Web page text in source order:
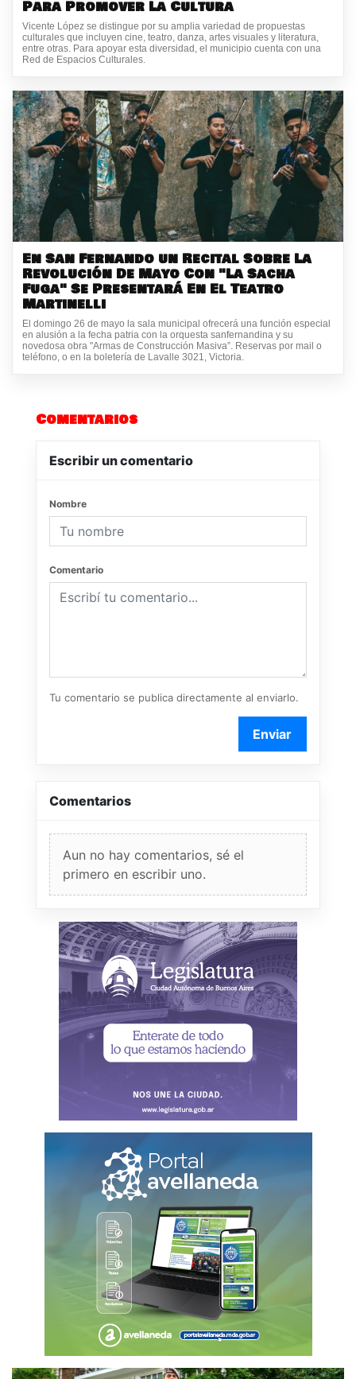
Para Promover La Cultura
Vicente López se distingue por su amplia variedad de propuestas
culturales que incluyen cine, teatro, danza, artes visuales y literatura,
entre otras. Para apoyar esta diversidad, el municipio cuenta con una
Red de Espacios Culturales.
En San Fernando un Recital Sobre La
Revolución De Mayo Con "La Sacha
Fuga" Se Presentará En El Teatro
Martinelli
El domingo 26 de mayo la sala municipal ofrecerá una función especial
en alusión a la fecha patria con la orquesta sanfernandina y su
novedosa obra "Armas de Construcción Masiva”. Reservas por mail o
teléfono, o en la boletería de Lavalle 3021, Victoria.
Comentarios
Escribir un comentario
Nombre
Comentario
Tu comentario se publica directamente al enviarlo.
Enviar
Comentarios
Aun no hay comentarios, sé el
primero en escribir uno.